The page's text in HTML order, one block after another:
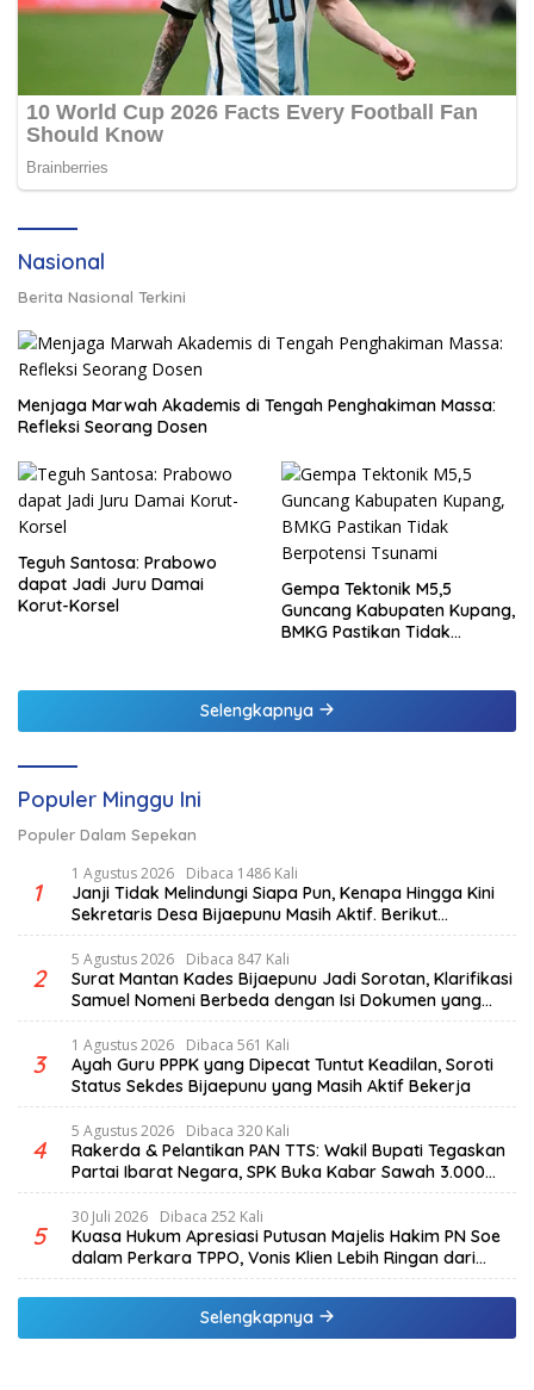
Nasional
Berita Nasional Terkini
Menjaga Marwah Akademis di Tengah Penghakiman Massa:
Refleksi Seorang Dosen
Teguh Santosa: Prabowo
dapat Jadi Juru Damai
Korut-Korsel
Gempa Tektonik M5,5
Guncang Kabupaten Kupang,
BMKG Pastikan Tidak
Selengkapnya
Populer Minggu Ini
Populer Dalam Sepekan
1
1 Agustus 2026 Dibaca 1486 Kali
Janji Tidak Melindungi Siapa Pun, Kenapa Hingga Kini
Sekretaris Desa Bijaepunu Masih Aktif. Berikut
penjelasan Ketua Komisi I DPRD TTS.
2
5 Agustus 2026 Dibaca 847 Kali
Surat Mantan Kades Bijaepunu Jadi Sorotan, Klarifikasi
Samuel Nomeni Berbeda dengan Isi Dokumen yang
Beredar
3
1 Agustus 2026 Dibaca 561 Kali
Ayah Guru PPPK yang Dipecat Tuntut Keadilan, Soroti
Status Sekdes Bijaepunu yang Masih Aktif Bekerja
4
5 Agustus 2026 Dibaca 320 Kali
Rakerda & Pelantikan PAN TTS: Wakil Bupati Tegaskan
Partai Ibarat Negara, SPK Buka Kabar Sawah 3.000
Hektar & Larangan Politik Uang
5
30 Juli 2026 Dibaca 252 Kali
Kuasa Hukum Apresiasi Putusan Majelis Hakim PN Soe
dalam Perkara TPPO, Vonis Klien Lebih Ringan dari
Tuntutan JPU
Selengkapnya